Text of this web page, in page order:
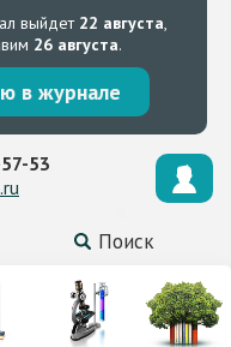
выйдет 22 августа,
26 августа.
в журнале
Поиск
53